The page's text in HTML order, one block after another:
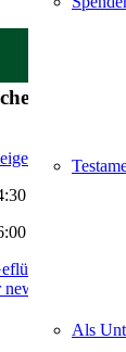
Als
oder neue
Uhr am
Uhr am
participants